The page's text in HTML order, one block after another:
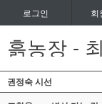
로그인 회
흙농장 -
권정숙 시선